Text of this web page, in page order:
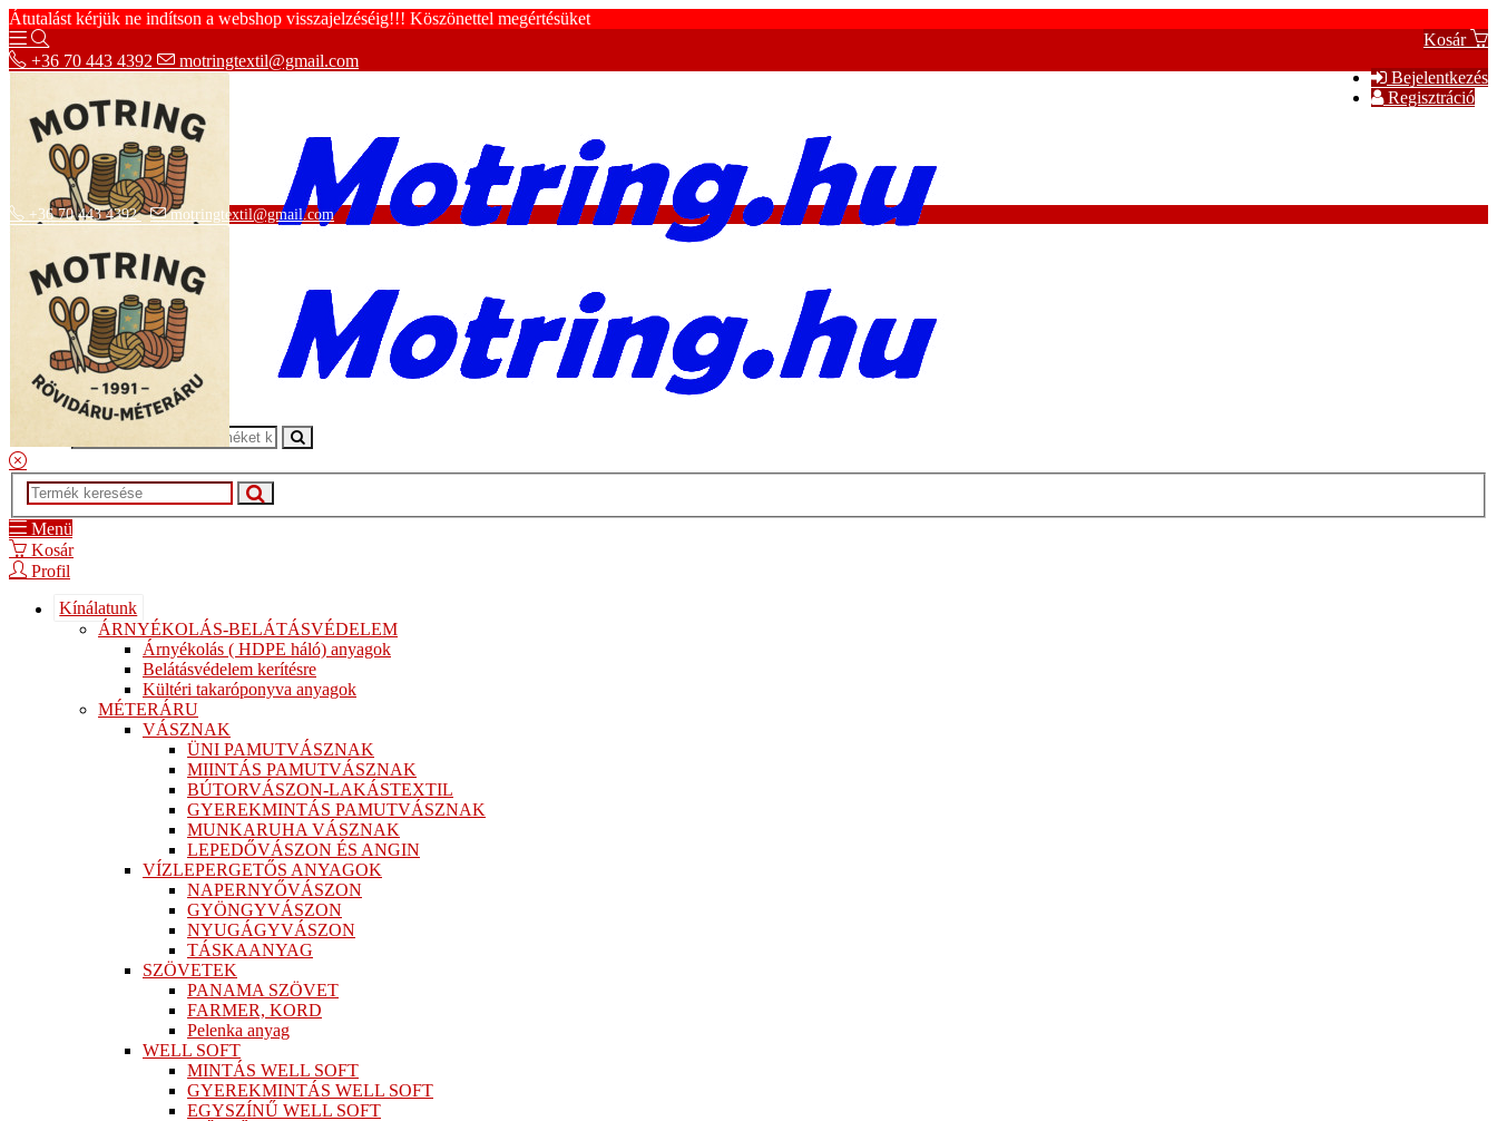
Átutalást kérjük ne indítson a webshop visszajelzéséig!!! Köszönettel megértésüket
Kosár
Bejelentkezés
Regisztráció
+36 70 443 4392 motringtextil@gmail.com
Adatvédelmi tájékoztató
ÁSZF
Szállítási információk
+36 70 443 4392 motringtextil@gmail.com
Menü
Kosár
Profil
Kínálatunk
ÁRNYÉKOLÁS-BELÁTÁSVÉDELEM
Árnyékolás ( HDPE háló) anyagok
Belátásvédelem kerítésre
Kültéri takaróponyva anyagok
MÉTERÁRU
VÁSZNAK
ÜNI PAMUTVÁSZNAK
MIINTÁS PAMUTVÁSZNAK
BÚTORVÁSZON-LAKÁSTEXTIL
GYEREKMINTÁS PAMUTVÁSZNAK
MUNKARUHA VÁSZNAK
LEPEDŐVÁSZON ÉS ANGIN
VÍZLEPERGETŐS ANYAGOK
NAPERNYŐVÁSZON
GYÖNGYVÁSZON
NYUGÁGYVÁSZON
TÁSKAANYAG
SZÖVETEK
PANAMA SZÖVET
FARMER, KORD
Pelenka anyag
WELL SOFT
MINTÁS WELL SOFT
GYEREKMINTÁS WELL SOFT
EGYSZÍNŰ WELL SOFT